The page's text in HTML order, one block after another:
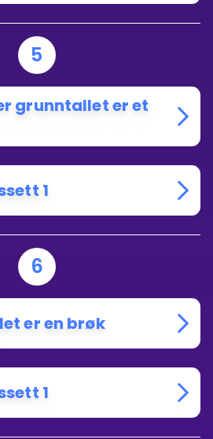
5
grunntallet er et
1
6
er en brøk
1